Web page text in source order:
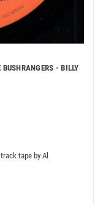
- BILLY
tape by Al